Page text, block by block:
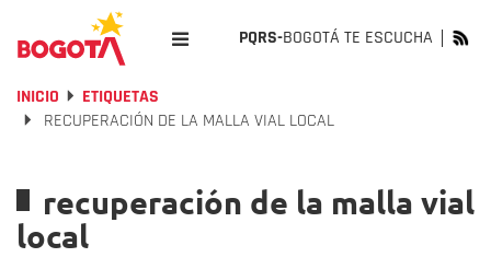
PQRS-BOGOTÁ TE ESCUCHA
INICIO
ETIQUETAS
RECUPERACIÓN DE LA MALLA VIAL LOCAL
recuperación de la malla vial
local